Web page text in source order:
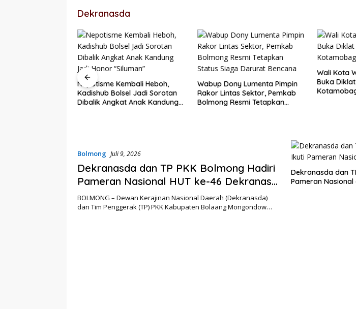
Dekranasda
Nepotisme Kembali Heboh,
Kadishub Bolsel Jadi Sorotan
Dibalik Angkat Anak Kandung
Wabup Dony Lumenta Pimpin
Rakor Lintas Sektor, Pemkab
Bolmong Resmi Tetapkan
Wali Kota
Buka
Bolmong Juli 9, 2026
Dekranasda dan TP PKK Bolmong Hadiri
Pameran Nasional HUT ke-46 Dekranas
dan HKG PKK di Makassar
BOLMONG – Dewan Kerajinan Nasional Daerah (Dekranasda)
dan Tim Penggerak (TP) PKK Kabupaten Bolaang Mongondow…
Dekranasda dan
Pameran